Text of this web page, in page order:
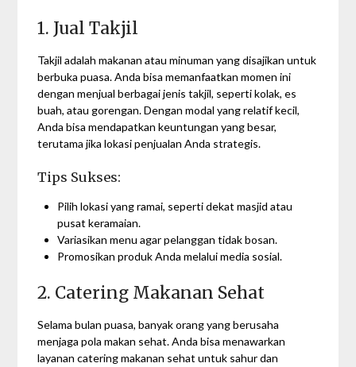
1. Jual Takjil
Takjil adalah makanan atau minuman yang disajikan untuk
berbuka puasa. Anda bisa memanfaatkan momen ini
dengan menjual berbagai jenis takjil, seperti kolak, es
buah, atau gorengan. Dengan modal yang relatif kecil,
Anda bisa mendapatkan keuntungan yang besar,
terutama jika lokasi penjualan Anda strategis.
Tips Sukses:
Pilih lokasi yang ramai, seperti dekat masjid atau
pusat keramaian.
Variasikan menu agar pelanggan tidak bosan.
Promosikan produk Anda melalui media sosial.
2. Catering Makanan Sehat
Selama bulan puasa, banyak orang yang berusaha
menjaga pola makan sehat. Anda bisa menawarkan
layanan catering makanan sehat untuk sahur dan